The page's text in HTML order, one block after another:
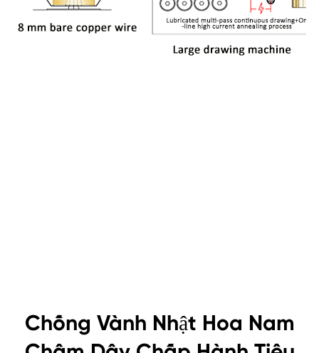
Chống Vành Nhật Hoa Nam